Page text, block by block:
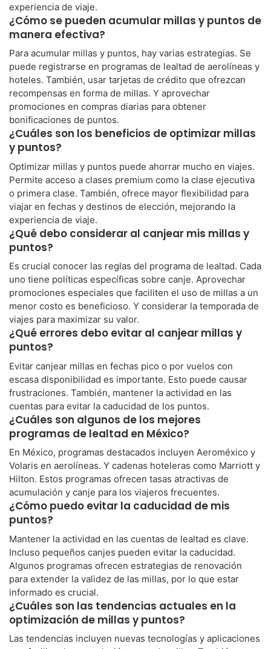
experiencia de viaje.
¿Cómo se pueden acumular millas y puntos de
manera efectiva?
Para acumular millas y puntos, hay varias estrategias. Se
puede registrarse en programas de lealtad de aerolíneas y
hoteles. También, usar tarjetas de crédito que ofrezcan
recompensas en forma de millas. Y aprovechar
promociones en compras diarias para obtener
bonificaciones de puntos.
¿Cuáles son los beneficios de optimizar millas
y puntos?
Optimizar millas y puntos puede ahorrar mucho en viajes.
Permite acceso a clases premium como la clase ejecutiva
o primera clase. También, ofrece mayor flexibilidad para
viajar en fechas y destinos de elección, mejorando la
experiencia de viaje.
¿Qué debo considerar al canjear mis millas y
puntos?
Es crucial conocer las reglas del programa de lealtad. Cada
uno tiene políticas específicas sobre canje. Aprovechar
promociones especiales que faciliten el uso de millas a un
menor costo es beneficioso. Y considerar la temporada de
viajes para maximizar su valor.
¿Qué errores debo evitar al canjear millas y
puntos?
Evitar canjear millas en fechas pico o por vuelos con
escasa disponibilidad es importante. Esto puede causar
frustraciones. También, mantener la actividad en las
cuentas para evitar la caducidad de los puntos.
¿Cuáles son algunos de los mejores
programas de lealtad en México?
En México, programas destacados incluyen Aeroméxico y
Volaris en aerolíneas. Y cadenas hoteleras como Marriott y
Hilton. Estos programas ofrecen tasas atractivas de
acumulación y canje para los viajeros frecuentes.
¿Cómo puedo evitar la caducidad de mis
puntos?
Mantener la actividad en las cuentas de lealtad es clave.
Incluso pequeños canjes pueden evitar la caducidad.
Algunos programas ofrecen estrategias de renovación
para extender la validez de las millas, por lo que estar
informado es crucial.
¿Cuáles son las tendencias actuales en la
optimización de millas y puntos?
Las tendencias incluyen nuevas tecnologías y aplicaciones